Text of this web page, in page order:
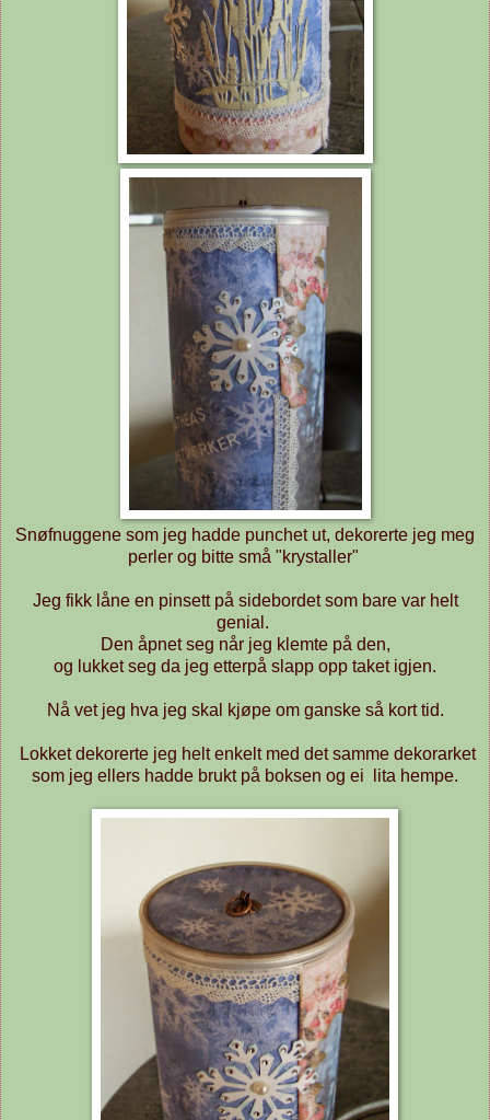
Snøfnuggene som jeg hadde punchet ut, dekorerte jeg meg
perler og bitte små "krystaller"
Jeg fikk låne en pinsett på sidebordet som bare var helt
genial.
Den åpnet seg når jeg klemte på den,
og lukket seg da jeg etterpå slapp opp taket igjen.
Nå vet jeg hva jeg skal kjøpe om ganske så kort tid.
Lokket dekorerte jeg helt enkelt med det samme dekorarket
som jeg ellers hadde brukt på boksen og ei lita hempe.